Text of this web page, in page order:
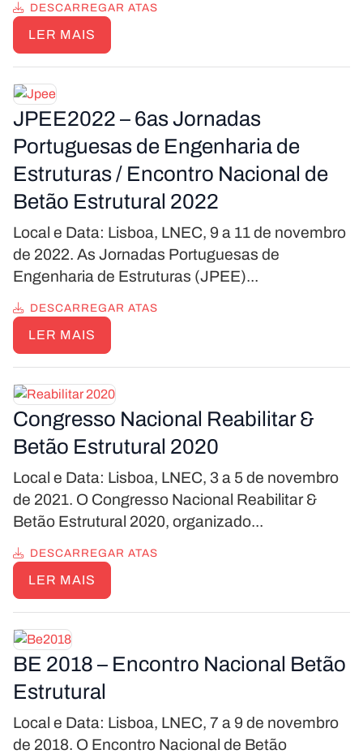
DESCARREGAR ATAS
LER MAIS
JPEE2022 – 6as Jornadas
Portuguesas de Engenharia de
Estruturas / Encontro Nacional de
Betão Estrutural 2022
Local e Data: Lisboa, LNEC, 9 a 11 de novembro
de 2022. As Jornadas Portuguesas de
Engenharia de Estruturas (JPEE)...
DESCARREGAR ATAS
LER MAIS
Congresso Nacional Reabilitar &
Betão Estrutural 2020
Local e Data: Lisboa, LNEC, 3 a 5 de novembro
de 2021. O Congresso Nacional Reabilitar &
Betão Estrutural 2020, organizado...
DESCARREGAR ATAS
LER MAIS
BE 2018 – Encontro Nacional Betão
Estrutural
Local e Data: Lisboa, LNEC, 7 a 9 de novembro
de 2018. O Encontro Nacional de Betão